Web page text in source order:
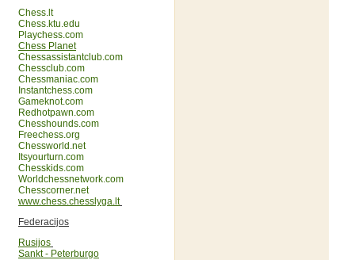
Chess.lt
Chess.ktu.edu
Playchess.com
Chess Planet
Chessassistantclub.com
Chessclub.com
Chessmaniac.com
Instantchess.com
Gameknot.com
Redhotpawn.com
Chesshounds.com
Freechess.org
Chessworld.net
Itsyourturn.com
Chesskids.com
Worldchessnetwork.com
Chesscorner.net
www.chess.chesslyga.lt
Federacijos
Rusijos
Sankt - Peterburgo